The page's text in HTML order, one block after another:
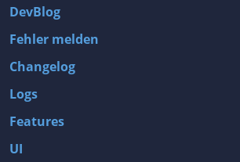
DevBlog
Fehler melden
Changelog
Logs
Features
UI